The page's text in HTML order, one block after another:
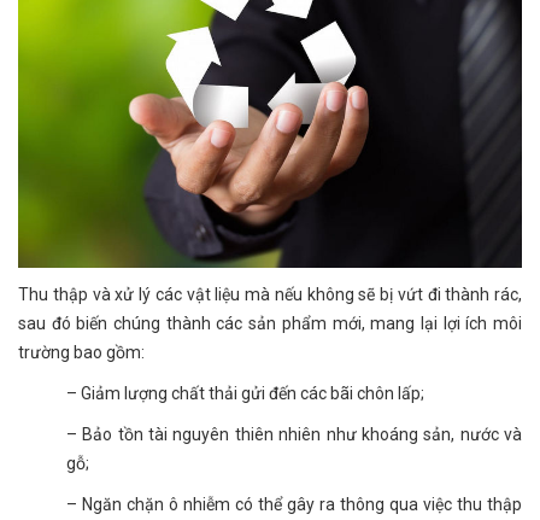
Thu thập và xử lý các vật liệu mà nếu không sẽ bị vứt đi thành rác,
sau đó biến chúng thành các sản phẩm mới, mang lại lợi ích môi
trường bao gồm:
– Giảm lượng chất thải gửi đến các bãi chôn lấp;
– Bảo tồn tài nguyên thiên nhiên như khoáng sản, nước và
gỗ;
– Ngăn chặn ô nhiễm có thể gây ra thông qua việc thu thập